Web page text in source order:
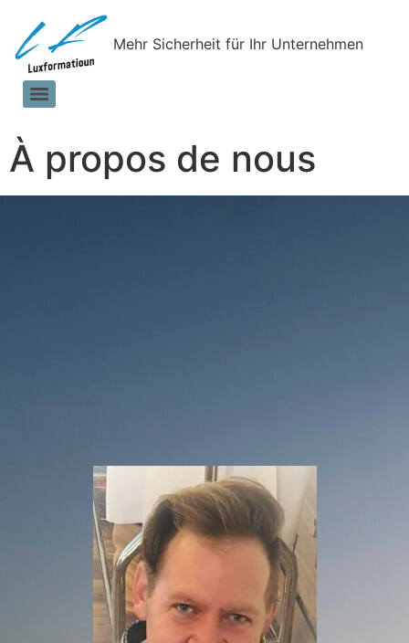
Mehr Sicherheit für Ihr Unternehmen
À propos de nous